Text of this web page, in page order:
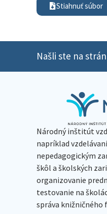
Stiahnuť súbor
Našli ste na
Národný inštitút
napríklad
nepedagogickým
škôl a školských
organizovanie
testovanie na
správa knižničného